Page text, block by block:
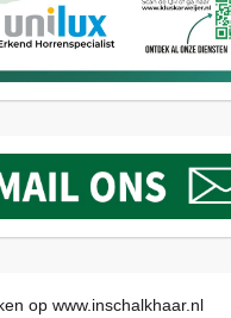
op www.inschalkhaar.nl